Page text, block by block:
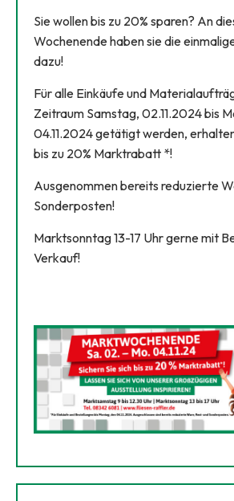
Sie wollen bis zu 20% sparen? An
Wochenende haben sie die
dazu!
Für alle Einkäufe und
Zeitraum Samstag, 02.11.2024 bis
04.11.2024 getätigt werden,
bis zu 20% Marktrabatt *!
Ausgenommen bereits reduzierte
Sonderposten!
Marktsonntag 13-17 Uhr gerne mit
Verkauf!